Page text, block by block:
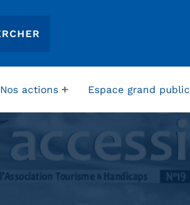
Nos actions Espace grand public